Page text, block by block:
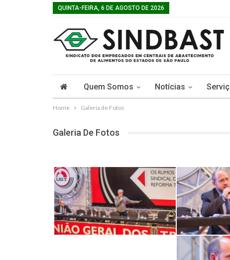
QUINTA-FEIRA, 6 DE AGOSTO DE 2026
Quem Somos Notícias
Home Galeria de Fotos
Galeria De Fotos